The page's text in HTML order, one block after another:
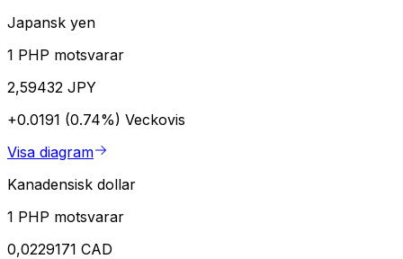
Japansk yen
1 PHP motsvarar
2,59432 JPY
+0.0191 (0.74%) Veckovis
Visa diagram
Kanadensisk dollar
1 PHP motsvarar
0,0229171 CAD